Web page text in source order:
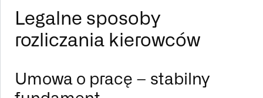
Legalne sposoby
rozliczania kierowców
Umowa o pracę – stabilny